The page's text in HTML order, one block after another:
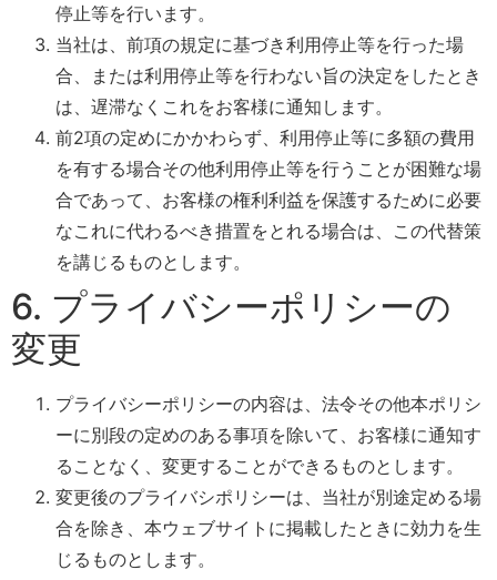
停止等を行います。
当社は、前項の規定に基づき利用停止等を行った場
合、または利用停止等を行わない旨の決定をしたとき
は、遅滞なくこれをお客様に通知します。
前2項の定めにかかわらず、利用停止等に多額の費用
を有する場合その他利用停止等を行うことが困難な場
合であって、お客様の権利利益を保護するために必要
なこれに代わるべき措置をとれる場合は、この代替策
を講じるものとします。
6. プライバシーポリシーの
変更
プライバシーポリシーの内容は、法令その他本ポリシ
ーに別段の定めのある事項を除いて、お客様に通知す
ることなく、変更することができるものとします。
変更後のプライバシポリシーは、当社が別途定める場
合を除き、本ウェブサイトに掲載したときに効力を生
じるものとします。